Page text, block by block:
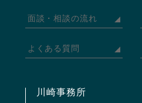
面談・相談の流れ
よくある質問
川崎事務所